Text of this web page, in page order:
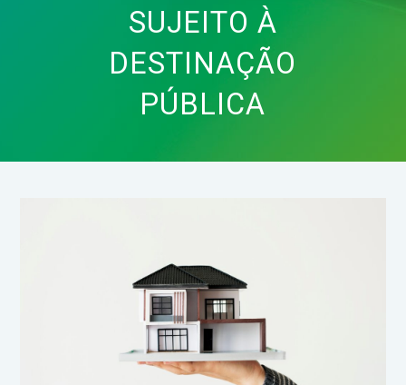
SUJEITO À
DESTINAÇÃO
PÚBLICA